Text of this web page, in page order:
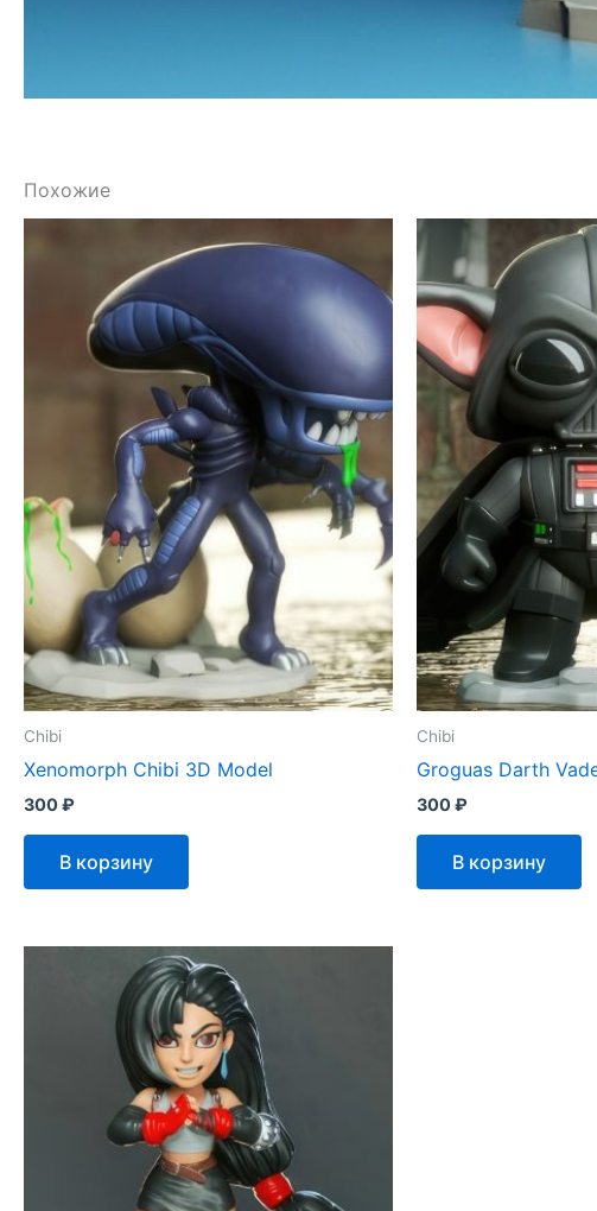
Похожие
Chibi
Xenomorph Chibi 3D Model
300₽
В корзину
Chibi
Groguas Darth
300₽
В корзину